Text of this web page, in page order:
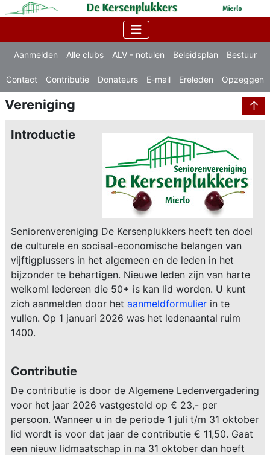
Aanmelden Alle clubs ALV - notulen Beleidsplan Bestuur
Contact Contributie Donateurs E-mail Ereleden Opzeggen
↑
Vereniging
Introductie
Seniorenvereniging De Kersenplukkers heeft ten doel
de culturele en sociaal-economische belangen van
vijftigplussers in het algemeen en de leden in het
bijzonder te behartigen. Nieuwe leden zijn van harte
welkom! Iedereen die 50+ is kan lid worden. U kunt
zich aanmelden door het aanmeldformulier in te
vullen. Op 1 januari 2026 was het ledenaantal ruim
1400.
Contributie
De contributie is door de Algemene Ledenvergadering
voor het jaar 2026 vastgesteld op € 23,- per
persoon. Wanneer u in de periode 1 juli t/m 31 oktober
lid wordt is voor dat jaar de contributie € 11,50. Gaat
een nieuw lidmaatschap in na 31 oktober dan hoeft